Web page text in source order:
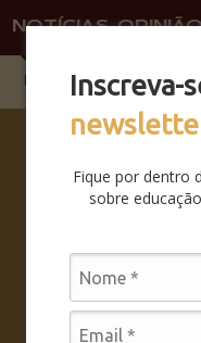
Inscreva-
Fique por dentro
sobre
NOTÍCIAS
SABERES
DA BOCA
PRA
SAIBA
COMO
FOI O
SEMINÁRI